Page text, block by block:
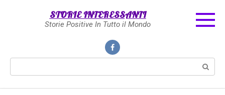
STORIE INTERESSANTI
Storie Positive In Tutto il Mondo